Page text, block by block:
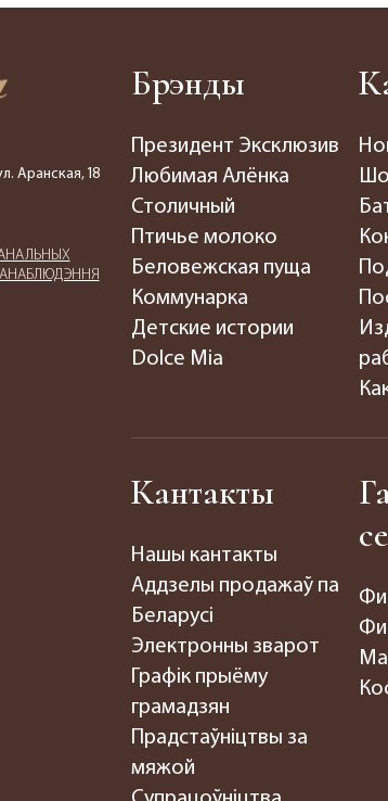
Аранская, 18
Брэнды
Президент Эксклюзив
Любимая Алёнка
Столичный
Птичье молоко
Беловежская пуща
Коммунарка
Детские истории
Dolce Mia
Кантакты
Нашы кантакты
Аддзелы продажаў па
Беларусі
Электронны зварот
Графік прыёму
грамадзян
Прадстаўніцтвы за
мяжой